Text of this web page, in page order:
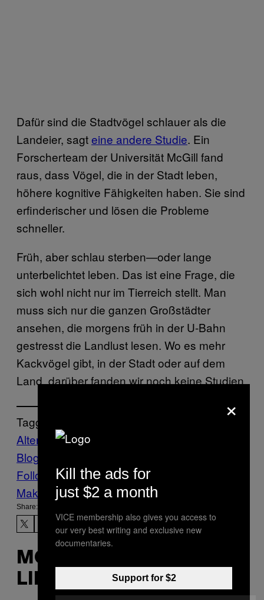
Dafür sind die Stadtvögel schlauer als die
Landeier, sagteine andere Studie. Ein
Forscherteam der Universität McGill fand
raus, dass Vögel, die in der Stadt leben,
höhere kognitive Fähigkeiten haben. Sie sind
erfinderischer und lösen die Probleme
schneller.
Früh, aber schlau sterben—oder lange
unterbelichtet leben. Das ist eine Frage, die
sich wohl nicht nur im Tierreich stellt. Man
muss sich nur die ganzen Großstädter
ansehen, die morgens früh in der U-Bahn
gestresst die Landlust lesen. Wo es mehr
Kackvögel gibt, in der Stadt oder auf dem
Land, darüber fanden wir noch keine Studien.
Tagged:
Altern8
land stadt
Blog
Follow Us On Discover
Make Us Preferred In Top Stories
Share:
MORE
LIKE THIS
×
Kill the ads for
just $2 a month
VICE membership also gives you access to
our very best writing and exclusive new
documentaries.
Support for $2